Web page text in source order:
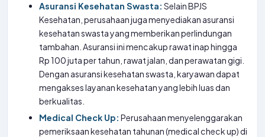
Asuransi Kesehatan Swasta: Selain BPJS
Kesehatan, perusahaan juga menyediakan asuransi
kesehatan swasta yang memberikan perlindungan
tambahan. Asuransi ini mencakup rawat inap hingga
Rp 100 juta per tahun, rawat jalan, dan perawatan gigi.
Dengan asuransi kesehatan swasta, karyawan dapat
mengakses layanan kesehatan yang lebih luas dan
berkualitas.
Medical Check Up: Perusahaan menyelenggarakan
pemeriksaan kesehatan tahunan (medical check up) di